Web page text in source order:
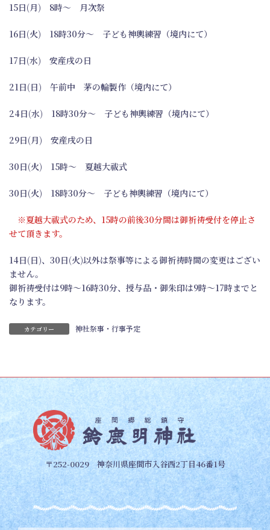
15日(月) 8時～ 月次祭
16日(火) 18時30分～ 子ども神輿練習（境内にて）
17日(水) 安産戌の日
21日(日) 午前中 茅の輪製作（境内にて）
24日(水) 18時30分～ 子ども神輿練習（境内にて）
29日(月) 安産戌の日
30日(火) 15時～ 夏越大祓式
30日(火) 18時30分～ 子ども神輿練習（境内にて）
※夏越大祓式のため、15時の前後30分間は御祈祷受付を停止さ
せて頂きます。
14日(日)、30日(火)以外は祭事等による御祈祷時間の変更はござい
ません。
御祈祷受付は9時～16時30分、授与品・御朱印は9時～17時までと
なります。
カテゴリー 神社祭事・行事予定
〒252-0029 神奈川県座間市入谷西2丁目46番1号